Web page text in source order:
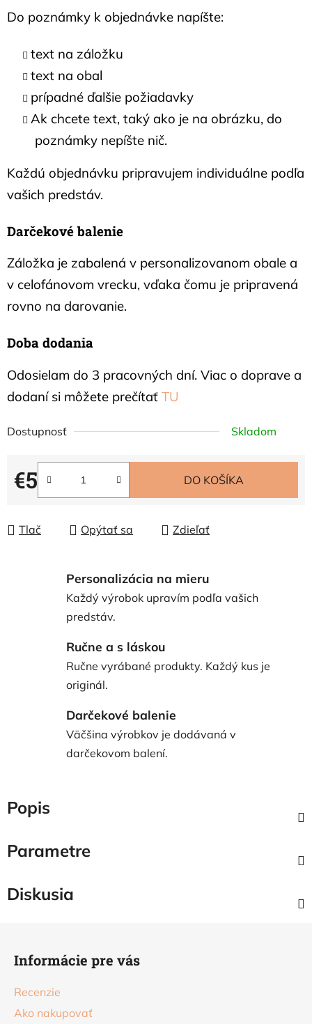
Do poznámky k objednávke napíšte:
text na záložku
text na obal
prípadné ďalšie požiadavky
Ak chcete text, taký ako je na obrázku, do
poznámky nepíšte nič.
Každú objednávku pripravujem individuálne podľa
vašich predstáv.
Darčekové balenie
Záložka je zabalená v personalizovanom obale a
v celofánovom vrecku, vďaka čomu je pripravená
rovno na darovanie.
Doba dodania
Odosielam do 3 pracovných dní. Viac o doprave a
dodaní si môžete prečítať TU
Dostupnosť Skladom
€5
Jednotková cena:
DO KOŠÍKA
Tlač Opýtať sa Zdieľať
Personalizácia na mieru
Každý výrobok upravím podľa vašich
predstáv.
Ručne a s láskou
Ručne vyrábané produkty. Každý kus je
originál.
Darčekové balenie
Väčšina výrobkov je dodávaná v
darčekovom balení.
Popis
Parametre
Diskusia
Informácie pre vás
Recenzie
Ako nakupovať